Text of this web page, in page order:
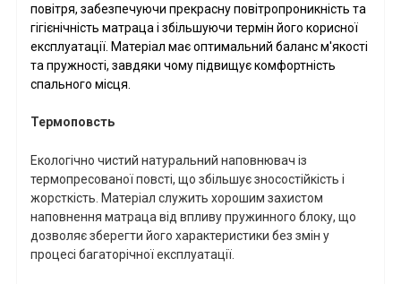
повітря, забезпечуючи прекрасну повітропроникність та
гігієнічність матраца і збільшуючи термін його корисної
експлуатації. Матеріал має оптимальний баланс м'якості
та пружності, завдяки чому підвищує комфортність
спального місця.
Термоповсть
Екологічно чистий натуральний наповнювач із
термопресованої повсті, що збільшує зносостійкість і
жорсткість. Матеріал служить хорошим захистом
наповнення матраца від впливу пружинного блоку, що
дозволяє зберегти його характеристики без змін у
процесі багаторічної експлуатації.